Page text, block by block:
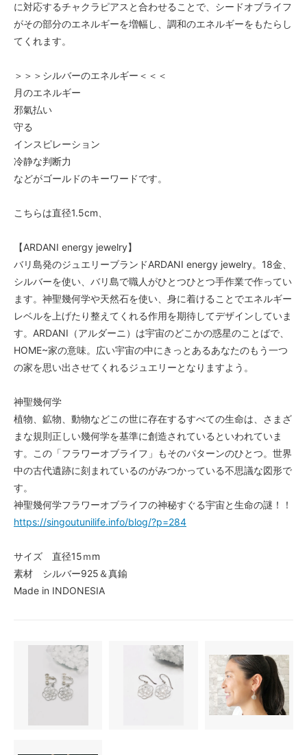
に対応するチャクラピアスと合わせることで、シードオブライフ
がその部分のエネルギーを増幅し、調和のエネルギーをもたらし
てくれます。
＞＞＞シルバーのエネルギー＜＜＜
月のエネルギー
邪氣払い
守る
インスピレーション
冷静な判断力
などがゴールドのキーワードです。
こちらは直径1.5cm、
【ARDANI energy jewelry】
バリ島発のジュエリーブランドARDANI energy jewelry。18金、
シルバーを使い、バリ島で職人がひとつひとつ手作業で作ってい
ます。神聖幾何学や天然石を使い、身に着けることでエネルギー
レベルを上げたり整えてくれる作用を期待してデザインしていま
す。ARDANI（アルダーニ）は宇宙のどこかの惑星のことばで、
HOME~家の意味。広い宇宙の中にきっとあるあなたのもう一つ
の家を思い出させてくれるジュエリーとなりますよう。
神聖幾何学
植物、鉱物、動物などこの世に存在するすべての生命は、さまざ
まな規則正しい幾何学を基準に創造されているといわれていま
す。この「フラワーオブライフ」もそのパターンのひとつ。世界
中の古代遺跡に刻まれているのがみつかっている不思議な図形で
す。
神聖幾何学フラワーオブライフの神秘すぐる宇宙と生命の謎！！
https://singoutunilife.info/blog/?p=284
サイズ 直径15ｍm
素材 シルバー925＆真鍮
Made in INDONESIA